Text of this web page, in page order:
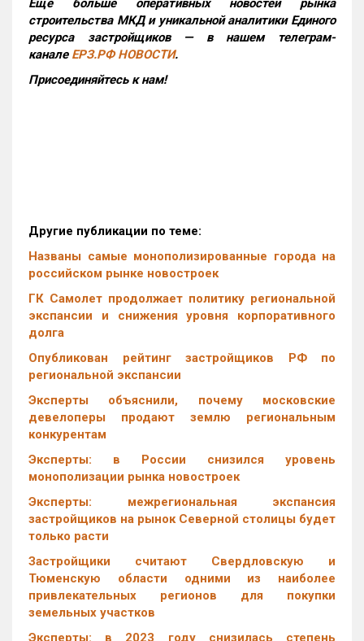
Еще больше оперативных новостей рынка
строительства МКД и уникальной аналитики Единого
ресурса застройщиков — в нашем телеграм-
канале ЕРЗ.РФ НОВОСТИ.
Присоединяйтесь к нам!
Другие публикации по теме:
Названы самые монополизированные города на
российском рынке новостроек
ГК Самолет продолжает политику региональной
экспансии и снижения уровня корпоративного
долга
Опубликован рейтинг застройщиков РФ по
региональной экспансии
Эксперты объяснили, почему московские
девелоперы продают землю региональным
конкурентам
Эксперты: в России снизился уровень
монополизации рынка новостроек
Эксперты: межрегиональная экспансия
застройщиков на рынок Северной столицы будет
только расти
Застройщики считают Свердловскую и
Тюменскую области одними из наиболее
привлекательных регионов для покупки
земельных участков
Эксперты: в 2023 году снизилась степень